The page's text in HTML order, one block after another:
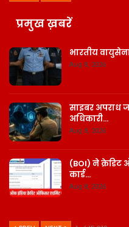
प्रमुख ख़बरें
भारतीय
Aug 8, 2026
साइबर अपराध
अधिकारी…
Aug 8, 2026
(BOI) ने क्रेडिट
कार्ड…
Aug 8, 2026